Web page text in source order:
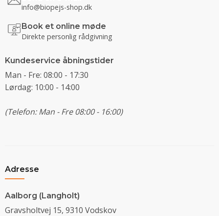
info@biopejs-shop.dk
Book et online møde
Direkte personlig rådgivning
Kundeservice åbningstider
Man - Fre: 08:00 - 17:30
Lørdag: 10:00 - 14:00
(Telefon: Man - Fre 08:00 - 16:00)
Adresse
Aalborg (Langholt)
Gravsholtvej 15, 9310 Vodskov